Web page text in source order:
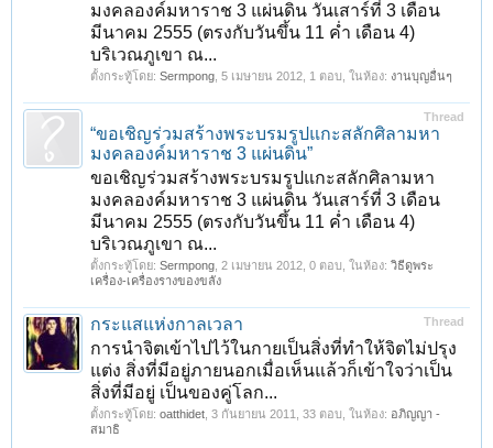
มงคลองค์มหาราช 3 แผ่นดิน วันเสาร์ที่ 3 เดือน
มีนาคม 2555 (ตรงกับวันขึ้น 11 ค่ำ เดือน 4)
บริเวณภูเขา ณ...
ตั้งกระทู้โดย: Sermpong 5 เมษายน 2012 , 1 ตอบ, ในห้อง: งานบุญอื่นๆ
Thread
“ขอเชิญร่วมสร้างพระบรมรูปแกะสลักศิลามหา
มงคลองค์มหาราช 3 แผ่นดิน”
ขอเชิญร่วมสร้างพระบรมรูปแกะสลักศิลามหา
มงคลองค์มหาราช 3 แผ่นดิน วันเสาร์ที่ 3 เดือน
มีนาคม 2555 (ตรงกับวันขึ้น 11 ค่ำ เดือน 4)
บริเวณภูเขา ณ...
ตั้งกระทู้โดย: Sermpong 2 เมษายน 2012 , 0 ตอบ, ในห้อง: วิธีดูพระ
เครื่อง-เครื่องรางของขลัง
Thread
กระแสแห่งกาลเวลา
การนำจิตเข้าไปไว้ในกายเป็นสิ่งที่ทำให้จิตไม่ปรุง
แต่ง สิ่งที่มีอยู่ภายนอกเมื่อเห็นแล้วก็เข้าใจว่าเป็น
สิ่งที่มีอยู่ เป็นของคู่โลก...
ตั้งกระทู้โดย: oatthidet 3 กันยายน 2011 , 33 ตอบ, ในห้อง: อภิญญา -
สมาธิ